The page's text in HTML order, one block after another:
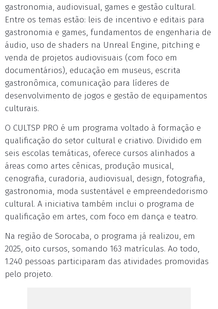
gastronomia, audiovisual, games e gestão cultural.
Entre os temas estão: leis de incentivo e editais para
gastronomia e games, fundamentos de engenharia de
áudio, uso de shaders na Unreal Engine, pitching e
venda de projetos audiovisuais (com foco em
documentários), educação em museus, escrita
gastronômica, comunicação para líderes de
desenvolvimento de jogos e gestão de equipamentos
culturais.
O CULTSP PRO é um programa voltado à formação e
qualificação do setor cultural e criativo. Dividido em
seis escolas temáticas, oferece cursos alinhados a
áreas como artes cênicas, produção musical,
cenografia, curadoria, audiovisual, design, fotografia,
gastronomia, moda sustentável e empreendedorismo
cultural. A iniciativa também inclui o programa de
qualificação em artes, com foco em dança e teatro.
Na região de Sorocaba, o programa já realizou, em
2025, oito cursos, somando 163 matrículas. Ao todo,
1.240 pessoas participaram das atividades promovidas
pelo projeto.